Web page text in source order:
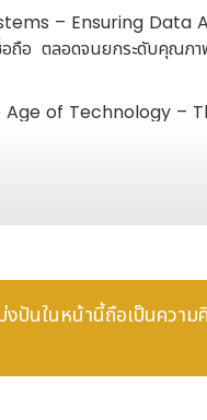
– Ensuring Data
อถือ ตลอดจนยกระดับคุณภา
Age of Technology –
Landscape and How
หน่วยงานกำกับดูแล) ซึ่งจ
ประดิษฐ์ การใช้ข้อมูลอย่าง
ได้อย่างรวดเร็ว ตลอดจน
ปันในหน้านี้ถือเป็นความ